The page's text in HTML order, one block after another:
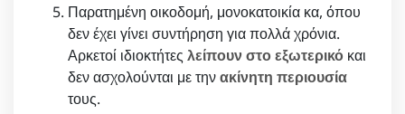
Παρατημένη οικοδομή, μονοκατοικία κα, όπου
δεν έχει γίνει συντήρηση για πολλά χρόνια.
Αρκετοί ιδιοκτήτες λείπουν στο εξωτερικό και
δεν ασχολούνται με τηνακίνητη περιουσία
τους.